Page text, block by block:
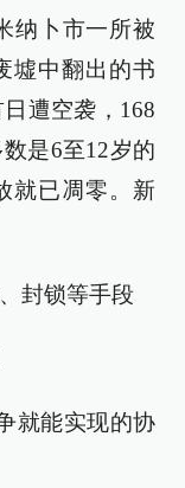
纳卜市一所被
墟中翻出的书
遭空袭，168
是6至12岁的
就已凋零。新
封锁等手段
就能实现的协